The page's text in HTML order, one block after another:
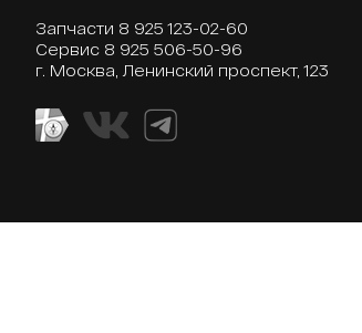
Запчасти 8 925 123-02-60
Сервис 8 925 506-50-96
г. Москва, Ленинский проспект, 123